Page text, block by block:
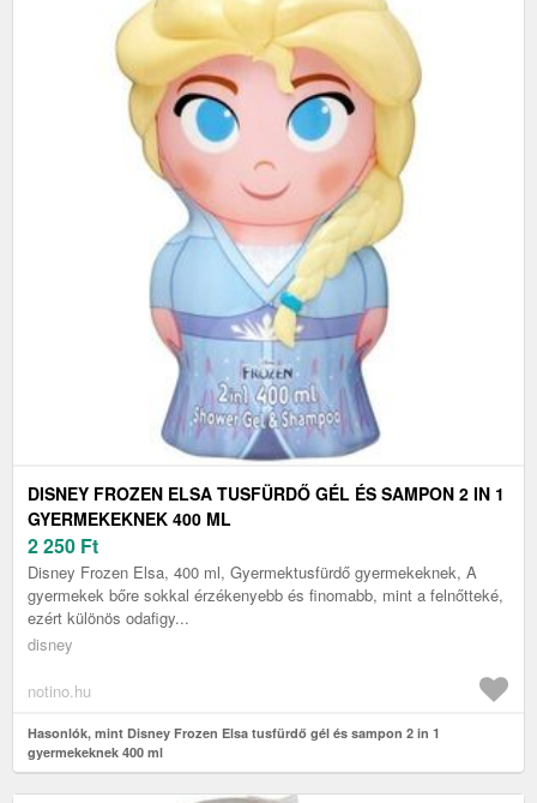
DISNEY FROZEN ELSA TUSFÜRDŐ GÉL ÉS SAMPON 2 IN 1
GYERMEKEKNEK 400 ML
2 250 Ft
Disney Frozen Elsa, 400 ml, Gyermektusfürdő gyermekeknek, A
gyermekek bőre sokkal érzékenyebb és finomabb, mint a felnőtteké,
ezért különös odafigy...
disney
notino.hu
Hasonlók, mint Disney Frozen Elsa tusfürdő gél és sampon 2 in 1
gyermekeknek 400 ml